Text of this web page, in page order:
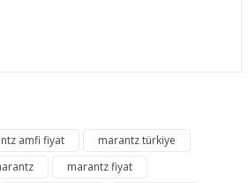
noktaları öneri formunu
teşekkür ederiz.
amfi fiyat
marantz türkiye
marantz fiyat